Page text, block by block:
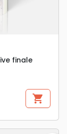
finale
shopping_cart